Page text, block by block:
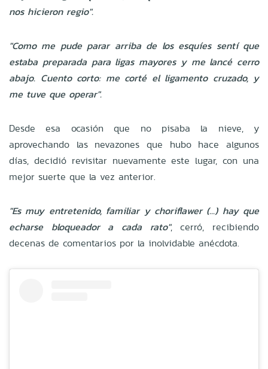
nos hicieron regio".
"Como me pude parar arriba de los esquíes sentí que
estaba preparada para ligas mayores y me lancé cerro
abajo. Cuento corto: me corté el ligamento cruzado, y
me tuve que operar".
Desde esa ocasión que no pisaba la nieve, y
aprovechando las nevazones que hubo hace algunos
días, decidió revisitar nuevamente este lugar, con una
mejor suerte que la vez anterior.
"Es muy entretenido, familiar y choriflawer (...) hay que
echarse bloqueador a cada rato", cerró, recibiendo
decenas de comentarios por la inolvidable anécdota.